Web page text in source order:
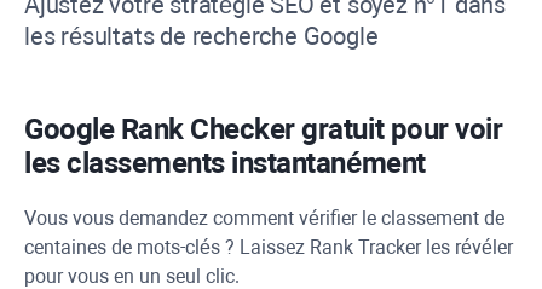
les résultats de recherche Google
Google Rank Checkergratuit pour voir
les classements instantanément
Vous vous demandez comment vérifier le classement de
centaines de mots-clés ? Laissez Rank Trackerles révéler
pour vous en un seul clic.